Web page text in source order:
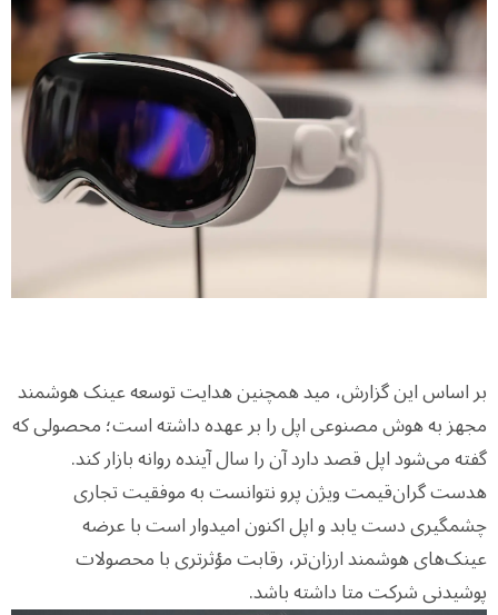
بر اساس این گزارش، مید همچنین هدایت توسعه عینک هوشمند
مجهز به هوش مصنوعی اپل را بر عهده داشته است؛ محصولی که
گفته می‌شود اپل قصد دارد آن را سال آینده روانه بازار کند.
هدست گران‌قیمت ویژن پرو نتوانست به موفقیت تجاری
چشمگیری دست یابد و اپل اکنون امیدوار است با عرضه
عینک‌های هوشمند ارزان‌تر، رقابت مؤثرتری با محصولات
پوشیدنی شرکت متا داشته باشد.